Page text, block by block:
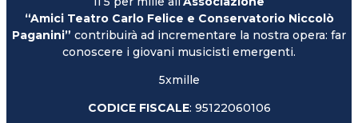
“Amici Teatro Carlo Felice e Conservatorio Niccolò
Paganini” contribuirà ad incrementare la nostra opera: far
conoscere i giovani musicisti emergenti.
5xmille
CODICE FISCALE: 95122060106